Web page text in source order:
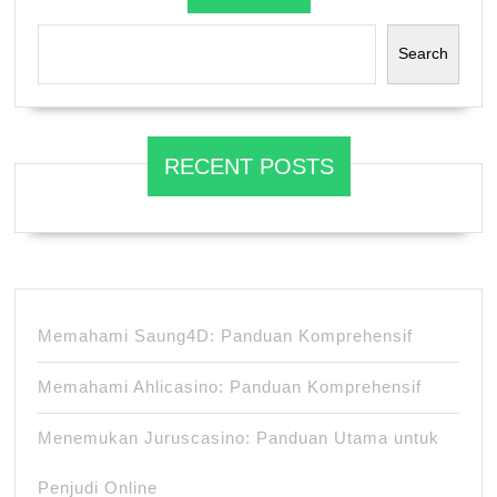
Search
RECENT POSTS
Memahami Saung4D: Panduan Komprehensif
Memahami Ahlicasino: Panduan Komprehensif
Menemukan Juruscasino: Panduan Utama untuk
Penjudi Online